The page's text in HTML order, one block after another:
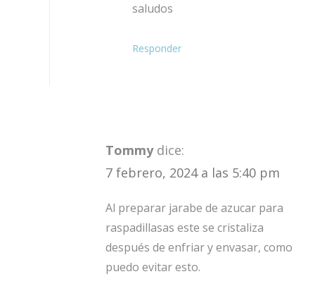
saludos
Responder
Tommy dice:
7 febrero, 2024 a las 5:40 pm
Al preparar jarabe de azucar para
raspadillasas este se cristaliza
después de enfriar y envasar, como
puedo evitar esto.